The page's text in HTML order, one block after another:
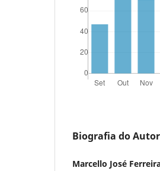
Biografia do Autor
Marcello José